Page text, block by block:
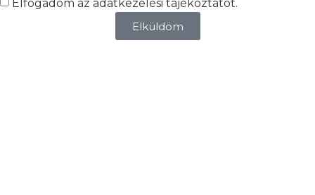
Elfogadom az adatkezelési tájékoztatót.
Elküldöm